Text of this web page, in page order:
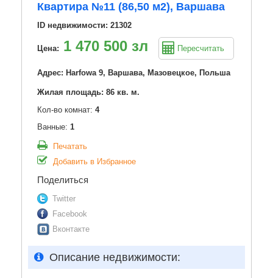
Квартира №11 (86,50 м2), Варшава
ID недвижимости: 21302
Цена: 1 470 500 зл Пересчитать
Адрес: Harfowa 9, Варшава, Мазовецкое, Польша
Жилая площадь: 86 кв. м.
Кол-во комнат: 4
Ванные: 1
Печатать
Добавить в Избранное
Поделиться
Twitter
Facebook
Вконтакте
Описание недвижимости: